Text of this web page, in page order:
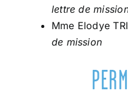
lettre de
Mme Elodye
de mission